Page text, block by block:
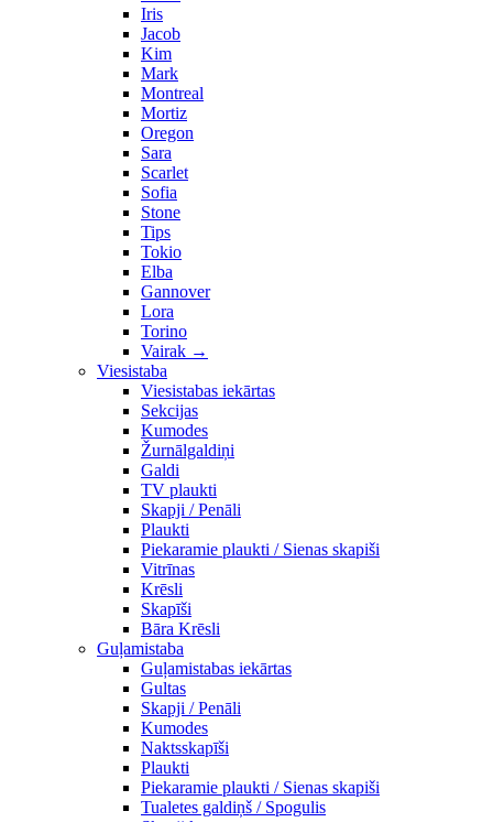
Iris
Jacob
Kim
Mark
Montreal
Mortiz
Oregon
Sara
Scarlet
Sofia
Stone
Tips
Tokio
Elba
Gannover
Lora
Torino
Vairak →
Viesistaba
Viesistabas iekārtas
Sekcijas
Kumodes
Žurnālgaldiņi
Galdi
TV plaukti
Skapji / Penāli
Plaukti
Piekaramie plaukti / Sienas skapiši
Vitrīnas
Krēsli
Skapīši
Bāra Krēsli
Guļamistaba
Guļamistabas iekārtas
Gultas
Skapji / Penāli
Kumodes
Naktsskapīši
Plaukti
Piekaramie plaukti / Sienas skapiši
Tualetes galdiņš / Spogulis